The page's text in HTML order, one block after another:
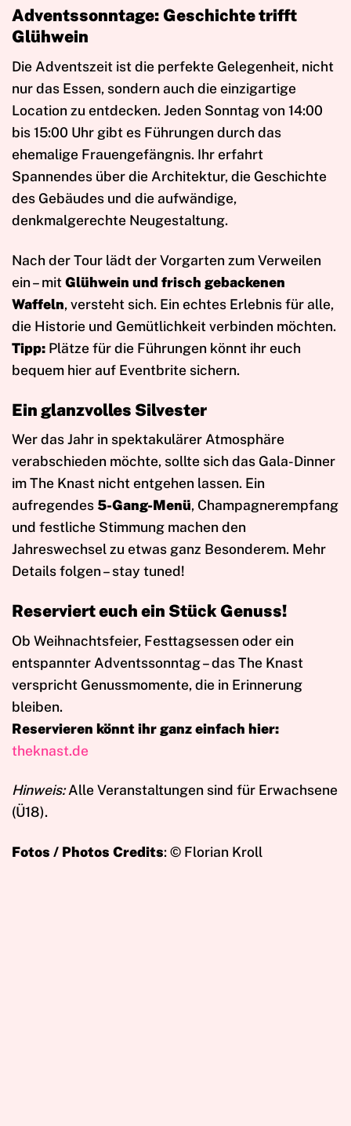
Adventssonntage: Geschichte trifft
Glühwein
Die Adventszeit ist die perfekte Gelegenheit, nicht
nur das Essen, sondern auch die einzigartige
Location zu entdecken. Jeden Sonntag von 14:00
bis 15:00 Uhr gibt es Führungen durch das
ehemalige Frauengefängnis. Ihr erfahrt
Spannendes über die Architektur, die Geschichte
des Gebäudes und die aufwändige,
denkmalgerechte Neugestaltung.
Nach der Tour lädt der Vorgarten zum Verweilen
ein – mitGlühwein und frisch gebackenen
Waffeln, versteht sich. Ein echtes Erlebnis für alle,
die Historie und Gemütlichkeit verbinden möchten.
Tipp: Plätze für die Führungen könnt ihr euch
bequem hier auf Eventbrite sichern.
Ein glanzvolles Silvester
Wer das Jahr in spektakulärer Atmosphäre
verabschieden möchte, sollte sich das Gala-Dinner
im The Knast nicht entgehen lassen. Ein
aufregendes 5-Gang-Menü, Champagnerempfang
und festliche Stimmung machen den
Jahreswechsel zu etwas ganz Besonderem. Mehr
Details folgen – stay tuned!
Reserviert euch ein Stück Genuss!
Ob Weihnachtsfeier, Festtagsessen oder ein
entspannter Adventssonntag – das The Knast
verspricht Genussmomente, die in Erinnerung
bleiben.
Reservieren könnt ihr ganz einfach hier:
theknast.de
Hinweis:Alle Veranstaltungen sind für Erwachsene
(Ü18).
Fotos / Photos Credits: © Florian Kroll